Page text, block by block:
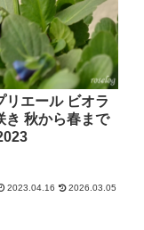
リエール ビオラ
き 秋から春まで
2023.04.16 2026.03.05